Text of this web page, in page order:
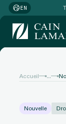
EN
Accueil ...
Nouvelle